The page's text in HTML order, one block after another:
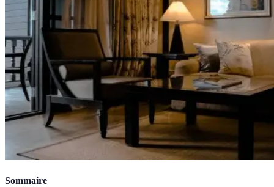
Sommaire